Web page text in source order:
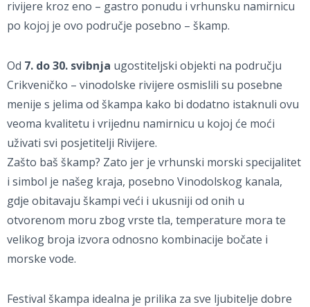
rivijere kroz eno – gastro ponudu i vrhunsku namirnicu
po kojoj je ovo područje posebno – škamp.
Od 7. do 30. svibnja ugostiteljski objekti na području
Crikveničko – vinodolske rivijere osmislili su posebne
menije s jelima od škampa kako bi dodatno istaknuli ovu
veoma kvalitetu i vrijednu namirnicu u kojoj će moći
uživati svi posjetitelji Rivijere.
Zašto baš škamp? Zato jer je vrhunski morski specijalitet
i simbol je našeg kraja, posebno Vinodolskog kanala,
gdje obitavaju škampi veći i ukusniji od onih u
otvorenom moru zbog vrste tla, temperature mora te
velikog broja izvora odnosno kombinacije bočate i
morske vode.
Festival škampa idealna je prilika za sve ljubitelje dobre